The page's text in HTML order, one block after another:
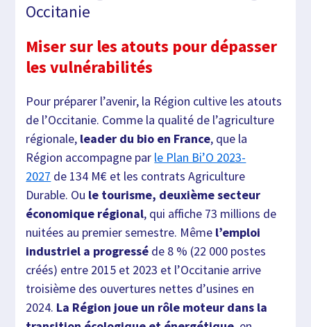
Occitanie
Miser sur les atouts pour dépasser
les vulnérabilités
Pour préparer l’avenir, la Région cultive les atouts
de l’Occitanie. Comme la qualité de l’agriculture
régionale, leader du bio en France, que la
Région accompagne par le Plan Bi’O 2023-
2027 de 134 M€ et les contrats Agriculture
Durable. Ou le tourisme, deuxième secteur
économique régional, qui affiche 73 millions de
nuitées au premier semestre. Même l’emploi
industriel a progressé de 8 % (22 000 postes
créés) entre 2015 et 2023 et l’Occitanie arrive
troisième des ouvertures nettes d’usines en
2024. La Région joue un rôle moteur dans la